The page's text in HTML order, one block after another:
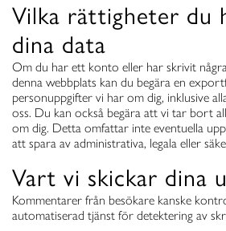
Vilka rättigheter du
dina data
Om du har ett konto eller har skrivit
denna webbplats kan du begära en
personuppgifter vi har om dig, inklusive
oss. Du kan också begära att vi tar bort
om dig. Detta omfattar inte eventuella
att spara av administrativa, legala eller
Vart vi skickar dina
Kommentarer från besökare kanske
automatiserad tjänst för detektering av